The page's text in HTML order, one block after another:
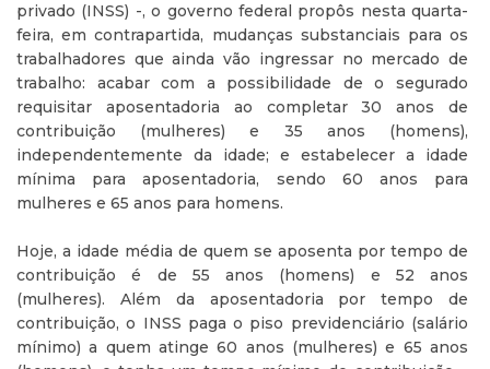
privado (INSS) -, o governo federal propôs nesta quarta-
feira, em contrapartida, mudanças substanciais para os
trabalhadores que ainda vão ingressar no mercado de
trabalho: acabar com a possibilidade de o segurado
requisitar aposentadoria ao completar 30 anos de
contribuição (mulheres) e 35 anos (homens),
independentemente da idade; e estabelecer a idade
mínima para aposentadoria, sendo 60 anos para
mulheres e 65 anos para homens.
Hoje, a idade média de quem se aposenta por tempo de
contribuição é de 55 anos (homens) e 52 anos
(mulheres). Além da aposentadoria por tempo de
contribuição, o INSS paga o piso previdenciário (salário
mínimo) a quem atinge 60 anos (mulheres) e 65 anos